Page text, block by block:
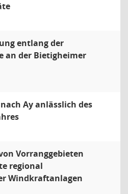
entlang der
an der Bietigheimer
Ay anlässlich des
Vorranggebieten
regional
Windkraftanlagen